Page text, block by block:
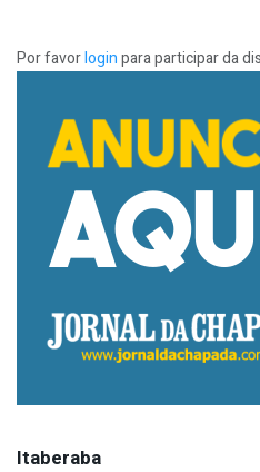
Por favorloginpara participar da
Itaberaba